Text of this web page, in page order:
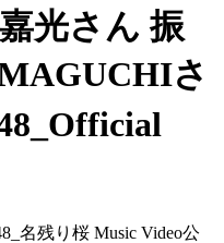
光さん 振
さ
残り桜 Music Video公